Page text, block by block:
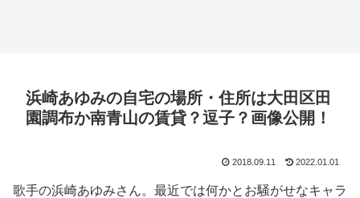
浜崎あゆみの自宅の場所・住所は大田区田
園調布か南青山の賃貸？逗子？画像公開！
2018.09.11 2022.01.01
歌手の浜崎あゆみさん。 最近では何かとお騒がせなキャラ